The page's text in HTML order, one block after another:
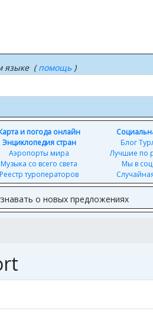
языке (помощь )
и погода онлайн
Энциклопедия стран
Аэропорты мира
Музыка со всего света
Реестр туроператоров
Блог
Лучшие по
Мы в
о новых предложениях